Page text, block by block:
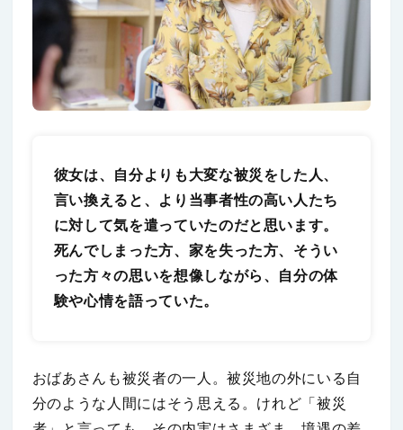
彼女は、自分よりも大変な被災をした人、
言い換えると、より当事者性の高い人たち
に対して気を遣っていたのだと思います。
死んでしまった方、家を失った方、そうい
った方々の思いを想像しながら、自分の体
験や心情を語っていた。
おばあさんも被災者の一人。被災地の外にいる自
分のような人間にはそう思える。けれど「被災